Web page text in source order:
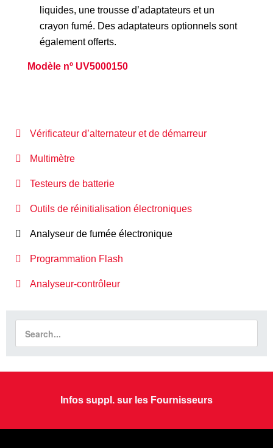
liquides, une trousse d’adaptateurs et un
crayon fumé. Des adaptateurs optionnels sont
également offerts.
Modèle nº UV5000150
Vérificateur d’alternateur et de démarreur
Multimètre
Testeurs de batterie
Outils de réinitialisation électroniques
Analyseur de fumée électronique
Programmation Flash
Analyseur-contrôleur
Infos suppl. sur les Fournisseurs